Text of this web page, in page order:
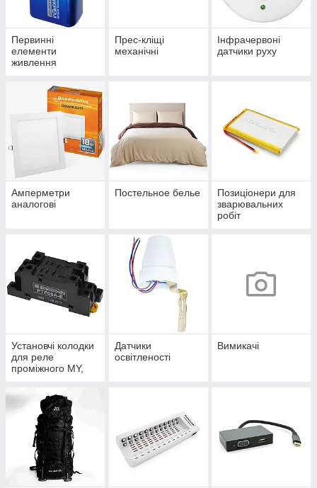
Первинні
елементи
живлення
Прес-кліщі
механічні
Інфрачервоні
датчики руху
Амперметри
аналогові
Постельное белье
Позиціонери для
зварювальних
робіт
Установчі колодки
для реле
проміжного MY,
Датчики
освітленості
Вимикачі